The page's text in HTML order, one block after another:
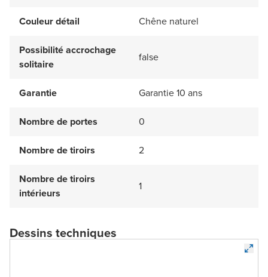
Couleur détail Chêne naturel
Possibilité accrochage
solitaire
false
Garantie Garantie 10 ans
Nombre de portes 0
Nombre de tiroirs 2
Nombre de tiroirs
intérieurs
1
Dessins techniques